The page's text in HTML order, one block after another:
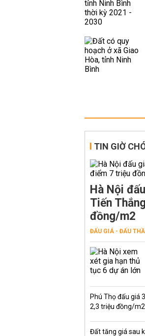
TIN GIỜ
Hà Nội
Tiến
đồng/m2
ĐẤU GIÁ - ĐẤU
Phú Thọ đấu giá
2,3 triệu đồng/m2
Đất tăng giá sau